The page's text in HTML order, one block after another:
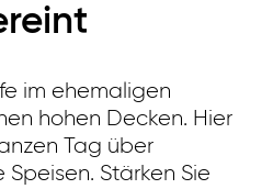
im ehemaligen
hohen Decken. Hier
Tag über
Stärken Sie